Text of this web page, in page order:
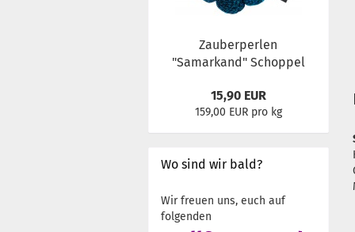
Zauberperlen
"Samarkand" Schoppel
15,90 EUR
159,00 EUR pro kg
Wo sind wir bald?
Wir freuen uns, euch auf
folgenden